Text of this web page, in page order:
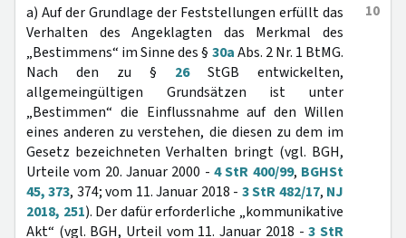
10
a) Auf der Grundlage der Feststellungen erfüllt das
Verhalten des Angeklagten das Merkmal des
„Bestimmens“ im Sinne des § 30aAbs. 2 Nr. 1 BtMG.
Nach den zu § 26StGB entwickelten,
allgemeingültigen Grundsätzen ist unter
„Bestimmen“ die Einflussnahme auf den Willen
eines anderen zu verstehen, die diesen zu dem im
Gesetz bezeichneten Verhalten bringt (vgl. BGH,
Urteile vom 20. Januar 2000 - 4 StR 400/99, BGHSt
45, 373, 374; vom 11. Januar 2018 - 3 StR 482/17, NJ
2018, 251). Der dafür erforderliche „kommunikative
Akt“ (vgl. BGH, Urteil vom 11. Januar 2018 -3 StR